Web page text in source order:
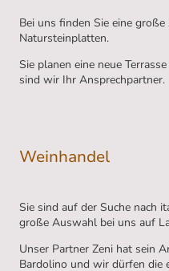
Bei uns finden Sie eine
Natursteinplatten.
Sie planen eine neue
sind wir Ihr Ansprechpartner.
Weinhandel
Sie sind auf der Suche nach
große Auswahl bei uns auf
Unser Partner Zeni hat sein
Bardolino und wir dürfen die